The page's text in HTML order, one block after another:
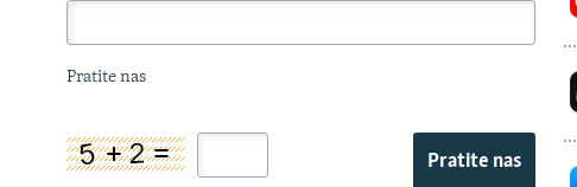
Pratite nas
Pratite nas